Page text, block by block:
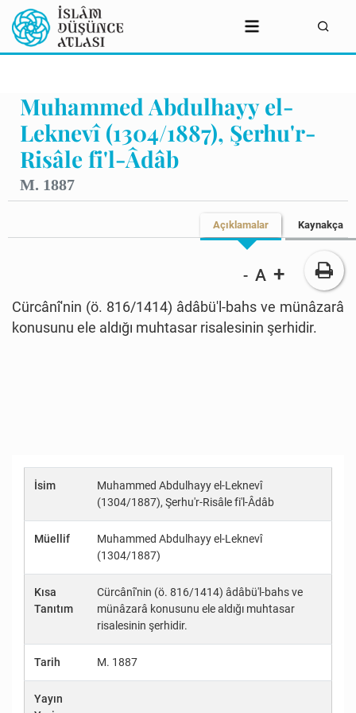
Muhammed Abdulhayy el-
Leknevî (1304/1887), Şerhu'r-
Risâle fi'l-Âdâb
M. 1887
Açıklamalar Kaynakça
- A +
Cürcânî'nin (ö. 816/1414) âdâbü'l-bahs ve münâzarâ
konusunu ele aldığı muhtasar risalesinin şerhidir.
İsim
Muhammed Abdulhayy el-Leknevî
(1304/1887), Şerhu'r-Risâle fi'l-Âdâb
Müellif
Muhammed Abdulhayy el-Leknevî
(1304/1887)
Kısa
Tanıtım
Cürcânî'nin (ö. 816/1414) âdâbü'l-bahs ve
münâzarâ konusunu ele aldığı muhtasar
risalesinin şerhidir.
Tarih M. 1887
Yayın